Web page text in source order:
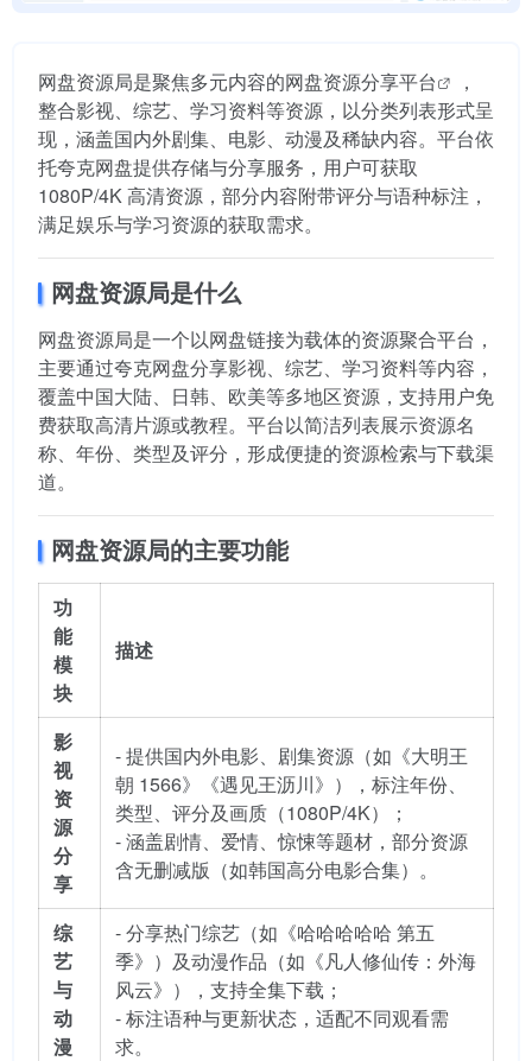
网盘资源局是聚焦多元内容的网盘资源分享平台
，
整合影视、综艺、学习资料等资源，以分类列表形式呈
现，涵盖国内外剧集、电影、动漫及稀缺内容。平台依
托夸克网盘提供存储与分享服务，用户可获取
1080P/4K 高清资源，部分内容附带评分与语种标注，
满足娱乐与学习资源的获取需求。
网盘资源局是什么
网盘资源局是一个以网盘链接为载体的资源聚合平台，
主要通过夸克网盘分享影视、综艺、学习资料等内容，
覆盖中国大陆、日韩、欧美等多地区资源，支持用户免
费获取高清片源或教程。平台以简洁列表展示资源名
称、年份、类型及评分，形成便捷的资源检索与下载渠
道。
网盘资源局的主要功能
功
能
模
块
描述
影
视
资
源
分
享
- 提供国内外电影、剧集资源（如《大明王
朝 1566》《遇见王沥川》），标注年份、
类型、评分及画质（1080P/4K）；
- 涵盖剧情、爱情、惊悚等题材，部分资源
含无删减版（如韩国高分电影合集）。
综
艺
与
动
漫
- 分享热门综艺（如《哈哈哈哈哈 第五
季》）及动漫作品（如《凡人修仙传：外海
风云》），支持全集下载；
- 标注语种与更新状态，适配不同观看需
求。